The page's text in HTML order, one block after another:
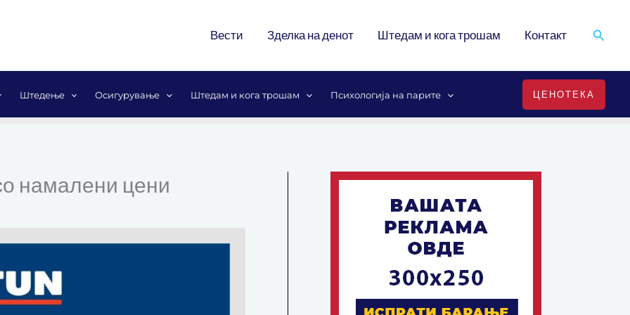
Вести Зделка на денот Штедам и кога трошам Контакт Search
Штедење Осигурување Штедам и кога трошам Психологија на парите ЦЕНОТЕКА
намалени цени